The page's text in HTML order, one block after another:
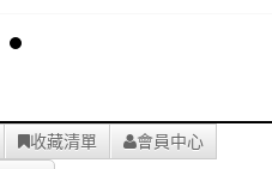
收藏清單
會員中心